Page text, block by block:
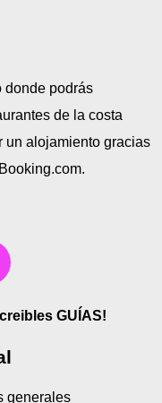
donde podrás
de la costa
un alojamiento gracias
GUÍAS!
generales